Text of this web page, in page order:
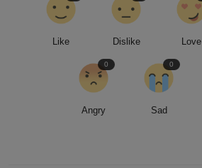
Like Dislike Love
Angry
0
Sad
0